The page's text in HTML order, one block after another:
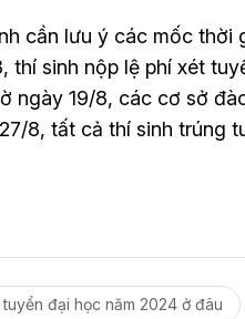
cần lưu ý các mốc thời
thí sinh nộp lệ phí xét
ngày 19/8, các cơ sở
8, tất cả thí sinh trúng
đại học năm 2024 ở đâu